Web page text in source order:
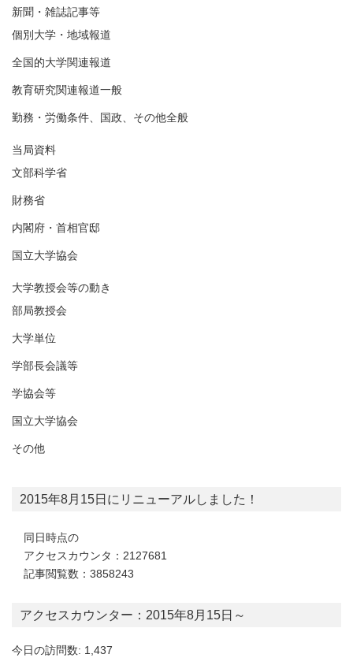
新聞・雑誌記事等
個別大学・地域報道
全国的大学関連報道
教育研究関連報道一般
勤務・労働条件、国政、その他全般
当局資料
文部科学省
財務省
内閣府・首相官邸
国立大学協会
大学教授会等の動き
部局教授会
大学単位
学部長会議等
学協会等
国立大学協会
その他
2015年8月15日にリニューアルしました！
同日時点の
アクセスカウンタ：2127681
記事閲覧数：3858243
アクセスカウンター：2015年8月15日～
今日の訪問数: 1,437